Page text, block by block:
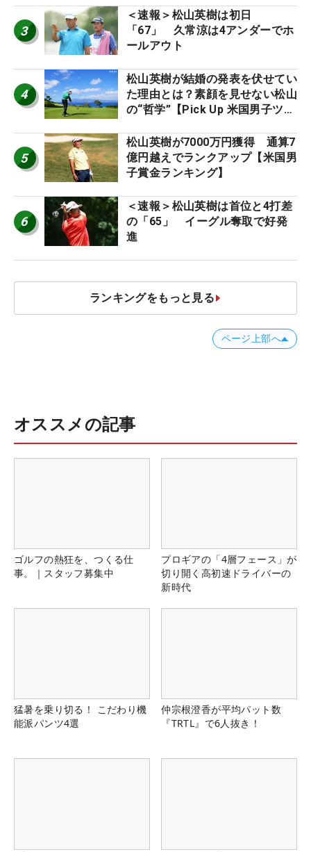
3
＜速報＞松山英樹は初日
「67」 久常涼は4アンダーでホ
ールアウト
4
松山英樹が結婚の発表を伏せてい
た理由とは？素顔を見せない松山
の“哲学”【Pick Up 米国男子ツア
5
松山英樹が7000万円獲得 通算7
億円越えでランクアップ【米国男
子賞金ランキング】
6
＜速報＞松山英樹は首位と4打差
の「65」 イーグル奪取で好発
進
ランキングをもっと見る
ページ上部へ
オススメの記事
ゴルフの熱狂を、つくる仕
事。｜スタッフ募集中
プロギアの「4層フェース」が
切り開く高初速ドライバーの
新時代
猛暑を乗り切る！ こだわり機
能派パンツ4選
仲宗根澄香が平均パット数
『TRTL』で6人抜き！